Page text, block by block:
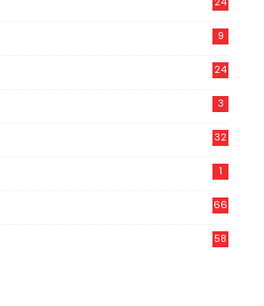
9
24
3
32
1
66
58